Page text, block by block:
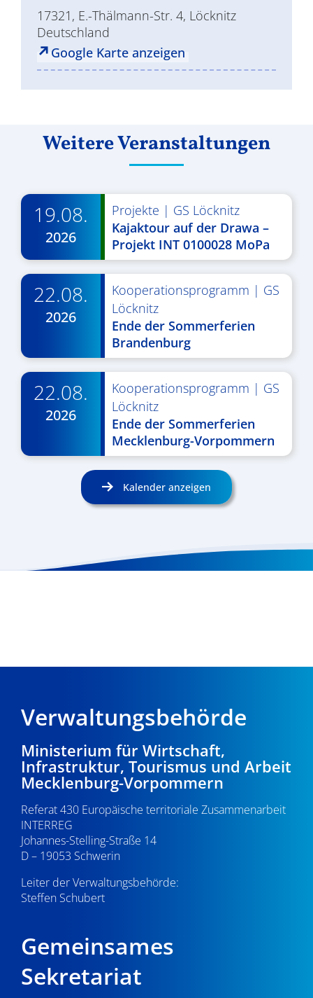
17321, E.-Thälmann-Str. 4, Löcknitz
Deutschland
Google Karte anzeigen
Weitere Veranstaltungen
19.08.
2026
Projekte | GS Löcknitz
Kajaktour auf der Drawa –
Projekt INT 0100028 MoPa
22.08.
2026
Kooperationsprogramm | GS
Löcknitz
Ende der Sommerferien
Brandenburg
22.08.
2026
Kooperationsprogramm | GS
Löcknitz
Ende der Sommerferien
Mecklenburg-Vorpommern
Kalender anzeigen
Verwaltungsbehörde
Ministerium für Wirtschaft,
Infrastruktur, Tourismus und Arbeit
Mecklenburg-Vorpommern
Referat 430 Europäische territoriale Zusammenarbeit
INTERREG
Johannes-Stelling-Straße 14
D – 19053 Schwerin
Leiter der Verwaltungsbehörde:
Steffen Schubert
Gemeinsames
Sekretariat